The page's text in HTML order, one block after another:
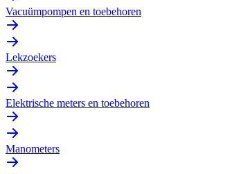
Vacuümpompen en toebehoren
Lekzoekers
Elektrische meters en toebehoren
Manometers